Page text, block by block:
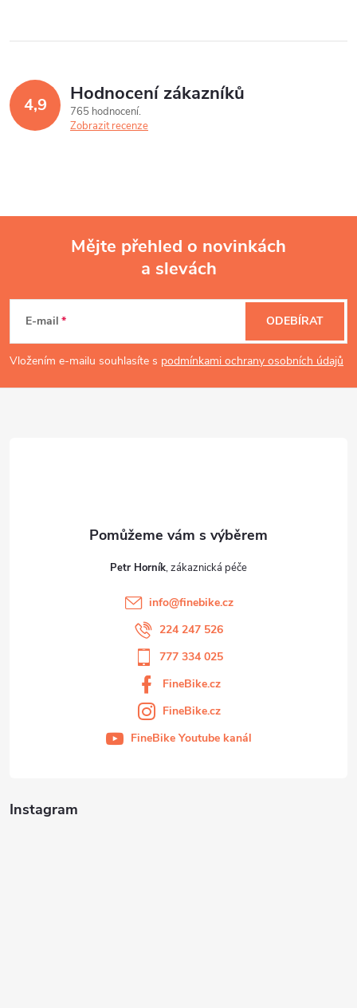
4,9 Hodnocení zákazníků
765 hodnocení
Zobrazit recenze
p
a
Mějte přehled o novinkách
a slevách
E-mail
Vložením e-mailu souhlasíte s podmínkami ochrany osobních údajů
ODEBÍRAT
Instagram
Petr Horník
info@finebike.cz
224 247 526
777 334 025
FineBike.cz
FineBike.cz
FineBike Youtube kanál